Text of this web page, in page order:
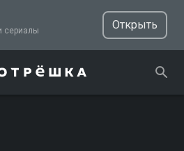
ТВ, фильмы и сериалы
Открыть